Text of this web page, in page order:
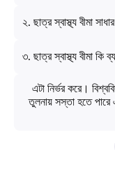
২. ছাত্র স্বাস্থ্য বীমা
৩. ছাত্র স্বাস্থ্য বীমা কি
এটা নির্ভর করে।
তুলনায় সস্তা হতে